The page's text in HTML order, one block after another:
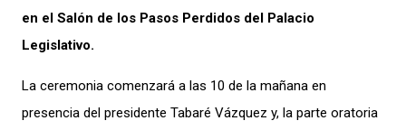
en el Salón de los Pasos Perdidos del Palacio
Legislativo.
La ceremonia comenzará a las 10 de la mañana en
presencia del presidente Tabaré Vázquez y, la parte oratoria